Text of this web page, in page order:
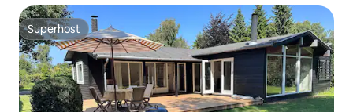
Superhost
Superhost